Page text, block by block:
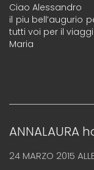
Ciao Alessandro
il piu bell’augurio
tutti voi per il
Maria
ANNALAURA
24 MARZO 2015